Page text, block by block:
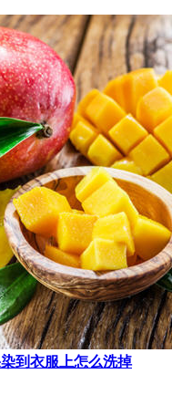
到衣服上怎么洗掉